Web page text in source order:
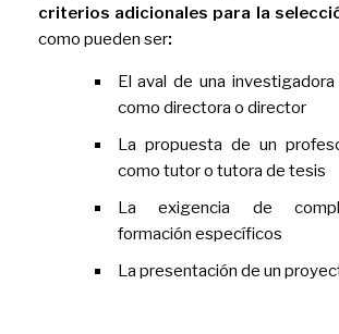
criterios adicionales para la
como pueden ser:
El aval de una
como directora o director
La propuesta de un
como tutor o tutora de tesis
La exigencia de
formación específicos
La presentación de un